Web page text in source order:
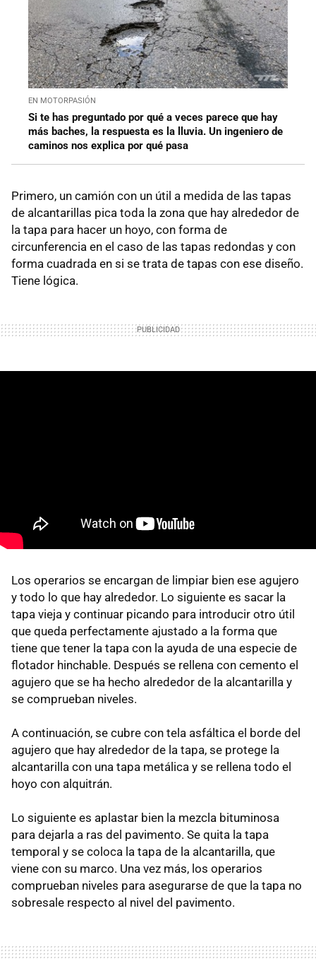
EN MOTORPASIÓN
Si te has preguntado por qué a veces parece que hay
más baches, la respuesta es la lluvia. Un ingeniero de
caminos nos explica por qué pasa
Primero, un camión con un útil a medida de las tapas
de alcantarillas pica toda la zona que hay alrededor de
la tapa para hacer un hoyo, con forma de
circunferencia en el caso de las tapas redondas y con
forma cuadrada en si se trata de tapas con ese diseño.
Tiene lógica.
Los operarios se encargan de limpiar bien ese agujero
y todo lo que hay alrededor. Lo siguiente es sacar la
tapa vieja y continuar picando para introducir otro útil
que queda perfectamente ajustado a la forma que
tiene que tener la tapa con la ayuda de una especie de
flotador hinchable. Después se rellena con cemento el
agujero que se ha hecho alrededor de la alcantarilla y
se comprueban niveles.
A continuación, se cubre con tela asfáltica el borde del
agujero que hay alrededor de la tapa, se protege la
alcantarilla con una tapa metálica y se rellena todo el
hoyo con alquitrán.
Lo siguiente es aplastar bien la mezcla bituminosa
para dejarla a ras del pavimento. Se quita la tapa
temporal y se coloca la tapa de la alcantarilla, que
viene con su marco. Una vez más, los operarios
comprueban niveles para asegurarse de que la tapa no
sobresale respecto al nivel del pavimento.